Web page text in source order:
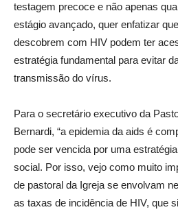
testagem precoce e não apenas
estágio avançado, quer enfatizar
descobrem com HIV podem ter
estratégia fundamental para evitar
transmissão do vírus.
Para o secretário executivo da
Bernardi, “a epidemia da aids é
pode ser vencida por uma
social. Por isso, vejo como muito
de pastoral da Igreja se envolvam
as taxas de incidência de HIV, que